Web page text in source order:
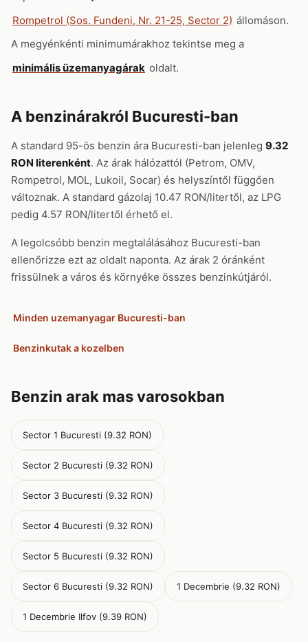
Rompetrol (Sos. Fundeni, Nr. 21-25, Sector 2) állomáson.
A megyénkénti minimumárakhoz tekintse meg a
minimális üzemanyagárak oldalt.
A benzinárakról Bucuresti-ban
A standard 95-ös benzin ára Bucuresti-ban jelenleg 9.32
RON literenként. Az árak hálózattól (Petrom, OMV,
Rompetrol, MOL, Lukoil, Socar) és helyszíntől függően
változnak. A standard gázolaj 10.47 RON/litertől, az LPG
pedig 4.57 RON/litertől érhető el.
A legolcsóbb benzin megtalálásához Bucuresti-ban
ellenőrizze ezt az oldalt naponta. Az árak 2 óránként
frissülnek a város és környéke összes benzinkútjáról.
Minden uzemanyagar Bucuresti-ban
Benzinkutak a kozelben
Benzin arak mas varosokban
Sector 1 Bucuresti (9.32 RON)
Sector 2 Bucuresti (9.32 RON)
Sector 3 Bucuresti (9.32 RON)
Sector 4 Bucuresti (9.32 RON)
Sector 5 Bucuresti (9.32 RON)
Sector 6 Bucuresti (9.32 RON) 1 Decembrie (9.32 RON)
1 Decembrie Ilfov (9.39 RON)